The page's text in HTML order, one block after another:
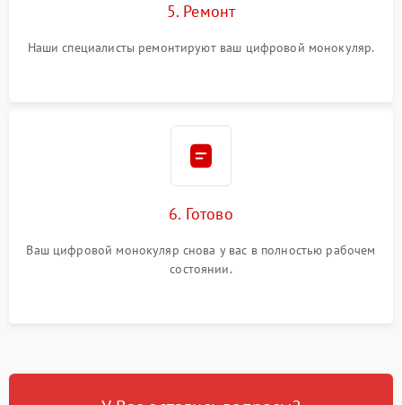
5. Ремонт
Наши специалисты ремонтируют ваш цифровой монокуляр.
6. Готово
Ваш цифровой монокуляр снова у вас в полностью рабочем
состоянии.